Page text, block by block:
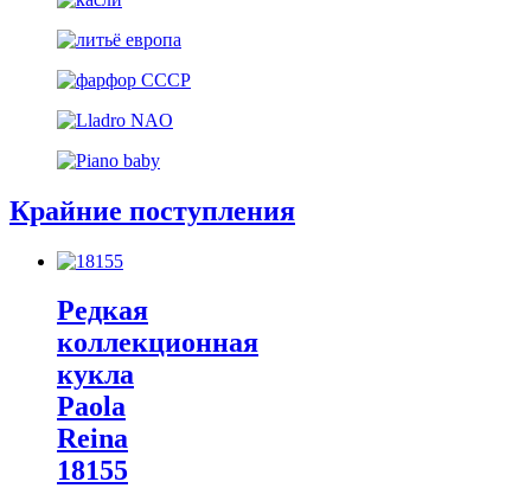
Крайние поступления
Редкая
коллекционная
кукла
Paola
Reina
18155